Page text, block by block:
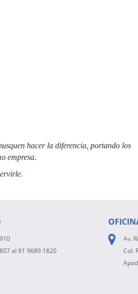
hacer la diferencia, portando los
empresa.
al 81 9689 1820
Av.
Col.